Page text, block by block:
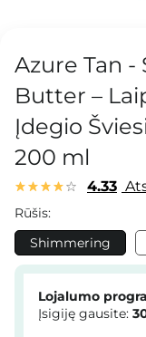
Azure Tan
Butter –
Įdegio
200 ml
4.33
Rūšis:
Shimmering
Lojalumo
Įsigiję gausite: